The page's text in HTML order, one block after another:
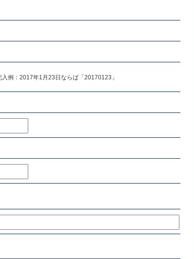
入例：2017年1月23日ならば「20170123」